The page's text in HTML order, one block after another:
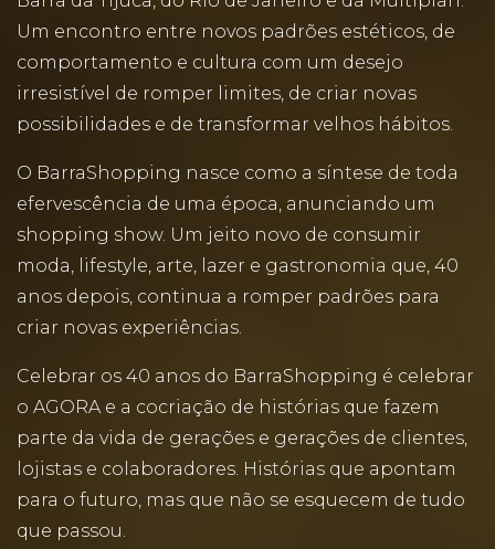
Um encontro entre novos padrões estéticos, de
comportamento e cultura com um desejo
irresistível de romper limites, de criar novas
possibilidades e de transformar velhos hábitos.
O BarraShopping nasce como a síntese de toda
efervescência de uma época, anunciando um
shopping show. Um jeito novo de consumir
moda, lifestyle, arte, lazer e gastronomia que, 40
anos depois, continua a romper padrões para
criar novas experiências.
Celebrar os 40 anos do BarraShopping é celebrar
o AGORA e a cocriação de histórias que fazem
parte da vida de gerações e gerações de clientes,
lojistas e colaboradores. Histórias que apontam
para o futuro, mas que não se esquecem de tudo
que passou.